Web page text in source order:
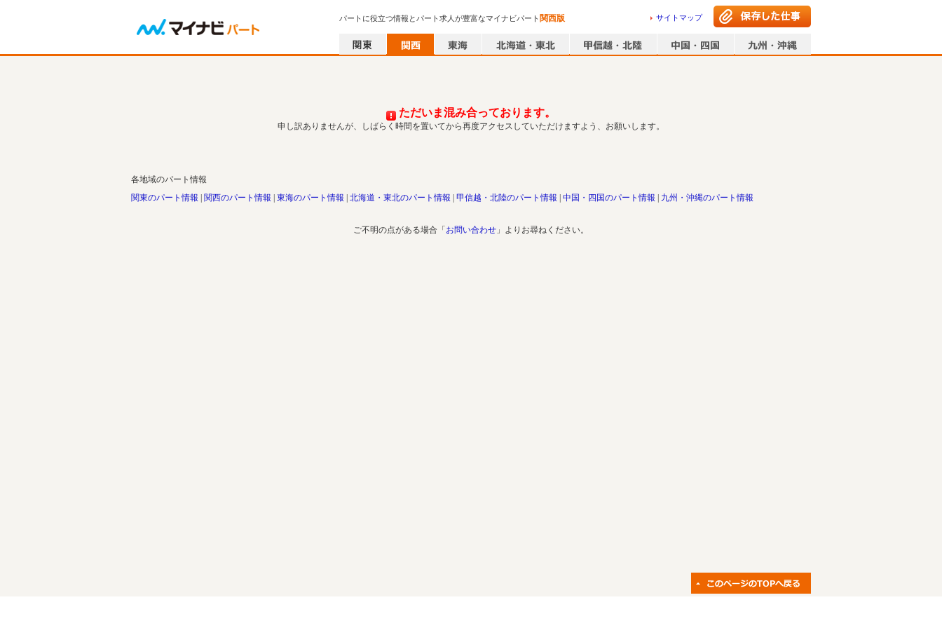
パートに役立つ情報とパート求人が豊富なマイナビパート 関西版 サイトマップ
ただいま混み合っております。
申し訳ありませんが、しばらく時間を置いてから再度アクセスしていただけますよう、お願いします。
各地域のパート情報
関東のパート情報
関西のパート情報 東海のパート情報 北海道・東北のパート情報 甲信越・北陸のパート情報 中国・四国のパート情報 九州・沖縄のパート情報
ご不明の点がある場合「 お問い合わせ 」よりお尋ねください。